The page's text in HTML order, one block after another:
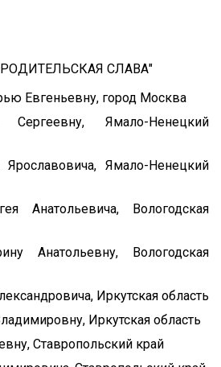
СЛАВА"
Евгеньевну, город Москва
Ямало-Ненецкий
Ямало-Ненецкий
Анатольевича, Вологодская
Анатольевну, Вологодская
Иркутская область
Иркутская область
Ставропольский край